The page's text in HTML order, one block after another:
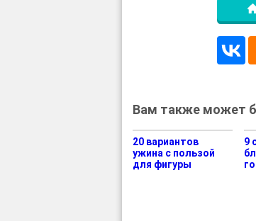
Вам также может
20 вариантов
ужина с пользой
для фигуры
9